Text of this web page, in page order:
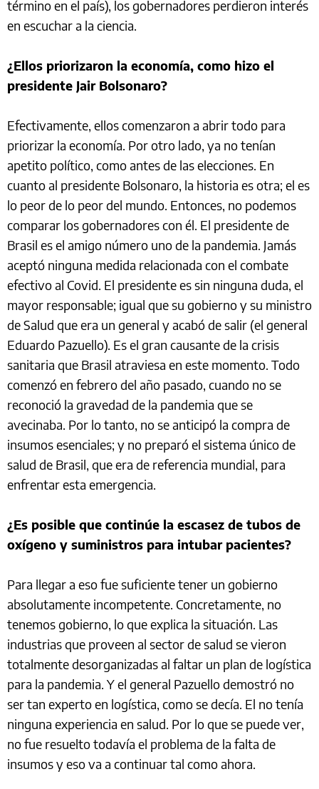
término en el país), los gobernadores perdieron interés
en escuchar a la ciencia.
¿Ellos priorizaron la economía, como hizo el
presidente Jair Bolsonaro?
Efectivamente, ellos comenzaron a abrir todo para
priorizar la economía. Por otro lado, ya no tenían
apetito político, como antes de las elecciones. En
cuanto al presidente Bolsonaro, la historia es otra; el es
lo peor de lo peor del mundo. Entonces, no podemos
comparar los gobernadores con él. El presidente de
Brasil es el amigo número uno de la pandemia. Jamás
aceptó ninguna medida relacionada con el combate
efectivo al Covid. El presidente es sin ninguna duda, el
mayor responsable; igual que su gobierno y su ministro
de Salud que era un general y acabó de salir (el general
Eduardo Pazuello). Es el gran causante de la crisis
sanitaria que Brasil atraviesa en este momento. Todo
comenzó en febrero del año pasado, cuando no se
reconoció la gravedad de la pandemia que se
avecinaba. Por lo tanto, no se anticipó la compra de
insumos esenciales; y no preparó el sistema único de
salud de Brasil, que era de referencia mundial, para
enfrentar esta emergencia.
¿Es posible que continúe la escasez de tubos de
oxígeno y suministros para intubar pacientes?
Para llegar a eso fue suficiente tener un gobierno
absolutamente incompetente. Concretamente, no
tenemos gobierno, lo que explica la situación. Las
industrias que proveen al sector de salud se vieron
totalmente desorganizadas al faltar un plan de logística
para la pandemia. Y el general Pazuello demostró no
ser tan experto en logística, como se decía. El no tenía
ninguna experiencia en salud. Por lo que se puede ver,
no fue resuelto todavía el problema de la falta de
insumos y eso va a continuar tal como ahora.